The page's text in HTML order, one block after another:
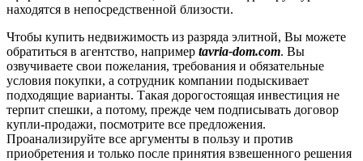
находятся в непосредственной близости.
Чтобы купить недвижимость из разряда элитной, Вы можете
обратиться в агентство, например tavria-dom.com. Вы
озвучиваете свои пожелания, требования и обязательные
условия покупки, а сотрудник компании подыскивает
подходящие варианты. Такая дорогостоящая инвестиция не
терпит спешки, а потому, прежде чем подписывать договор
купли-продажи, посмотрите все предложения.
Проанализируйте все аргументы в пользу и против
приобретения и только после принятия взвешенного решения